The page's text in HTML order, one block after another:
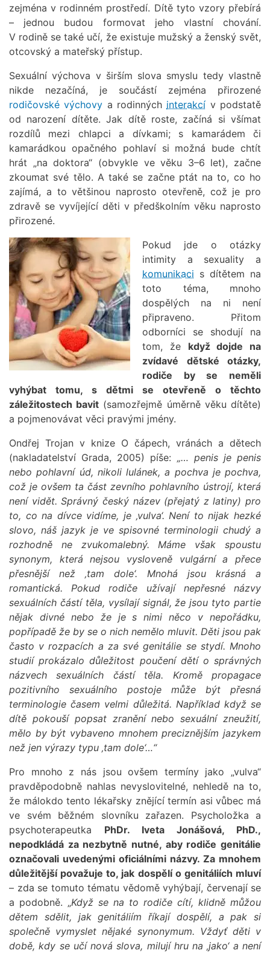
zejména v rodinném prostředí. Dítě tyto vzory přebírá
– jednou budou formovat jeho vlastní chování.
V rodině se také učí, že existuje mužský a ženský svět,
otcovský a mateřský přístup.
Sexuální výchova v širším slova smyslu tedy vlastně
nikde nezačíná, je součástí zejména přirozené
rodičovské výchovy a rodinných interakcí v podstatě
od narození dítěte. Jak dítě roste, začíná si všímat
rozdílů mezi chlapci a dívkami; s kamarádem či
kamarádkou opačného pohlaví si možná bude chtít
hrát „na doktora“ (obvykle ve věku 3–6 let), začne
zkoumat své tělo. A také se začne ptát na to, co ho
zajímá, a to většinou naprosto otevřeně, což je pro
zdravě se vyvíjející děti v předškolním věku naprosto
přirozené.
Pokud jde o otázky
intimity a sexuality a
komunikaci s dítětem na
toto téma, mnoho
dospělých na ni není
připraveno. Přitom
odborníci se shodují na
tom, že když dojde na
zvídavé dětské otázky,
rodiče by se neměli
vyhýbat tomu, s dětmi se otevřeně o těchto
záležitostech bavit (samozřejmě úměrně věku dítěte)
a pojmenovávat věci pravými jmény.
Ondřej Trojan v knize O čápech, vránách a dětech
(nakladatelství Grada, 2005) píše: „… penis je penis
nebo pohlavní úd, nikoli lulánek, a pochva je pochva,
což je ovšem ta část zevního pohlavního ústrojí, která
není vidět. Správný český název (přejatý z latiny) pro
to, co na dívce vidíme, je ‚vulva‘. Není to nijak hezké
slovo, náš jazyk je ve spisovné terminologii chudý a
rozhodně ne zvukomalebný. Máme však spoustu
synonym, která nejsou vysloveně vulgární a přece
přesnější než
‚tam dole‘. Mnohá jsou krásná a
romantická. Pokud rodiče užívají nepřesné názvy
sexuálních částí těla, vysílají signál, že jsou tyto partie
nějak divné nebo že je s nimi něco v nepořádku,
popřípadě že by se o nich nemělo mluvit. Děti jsou pak
často v rozpacích a za své genitálie se stydí. Mnoho
studií prokázalo důležitost poučení dětí o správných
názvech sexuálních částí těla. Kromě propagace
pozitivního sexuálního postoje může být přesná
terminologie časem velmi důležitá. Například když se
dítě pokouší popsat zranění nebo sexuální zneužití,
mělo by být vybaveno mnohem preciznějším jazykem
než jen výrazy typu ‚tam dole‘…“
Pro mnoho z nás jsou ovšem termíny jako „vulva“
pravděpodobně nahlas nevyslovitelné, nehledě na to,
že málokdo tento lékařsky znějící termín asi vůbec má
ve svém běžném slovníku zařazen. Psycholožka a
psychoterapeutka PhDr. Iveta Jonášová, PhD.,
nepodkládá za nezbytně nutné, aby rodiče genitálie
označovali uvedenými oficiálními názvy. Za mnohem
důležitější považuje to, jak dospělí o genitáliích mluví
– zda se tomuto tématu vědomě vyhýbají, červenají se
a podobně. „Když se na to rodiče cítí, klidně můžou
dětem sdělit, jak genitáliím říkají dospělí, a pak si
společně vymyslet nějaké synonymum. Vždyť děti v
době, kdy se učí nová slova, milují hru na ‚jako‘ a není